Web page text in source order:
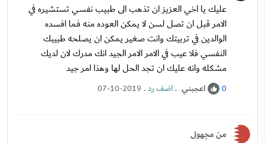
عليك يا اخي العزيز ان تذهب الى طبيب نفسي تستشيره في
الامر قبل ان تصل لسن لا يمكن العوده منه فما افسده
الوالدين في تربيتك وانت صغير يمكن ان يصلحه طبيبك
النفسي فلا عيب في الامر الامر الجيد انك مدرك لان لديك
مشكله وانه عليك ان تجد الحل لها وهذا امر جيد
0 اعجبني .اضف رد.
07-10-2019
من مجهول